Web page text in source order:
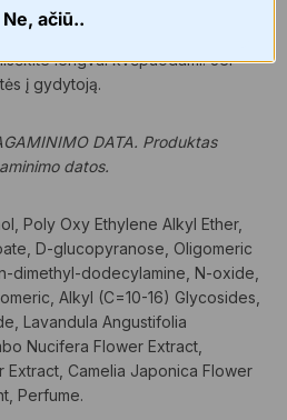
sunku kvėpuoti, pereikite į
lengvai kvėpuodami. Jei
į gydytoją.
DATA. Produktas
datos.
Poly Oxy Ethylene Alkyl Ether,
D-glucopyranose, Oligomeric
dimethyl-dodecylamine, N-oxide,
Alkyl (C=10-16) Glycosides,
Lavandula Angustifolia
Nucifera Flower Extract,
Extract, Camelia Japonica Flower
Perfume.
Ne, ačiū..